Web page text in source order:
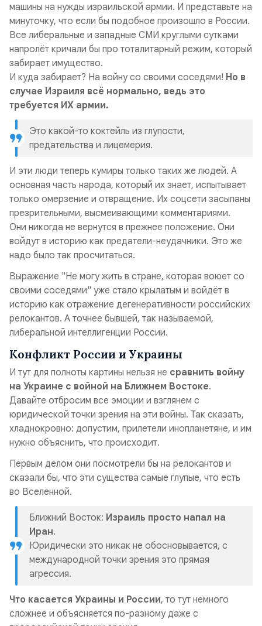
машины на нужды израильской армии. И представьте на
минуточку, что если бы подобное произошло в России.
Все либеральные и западные СМИ круглыми сутками
напролёт кричали бы про тоталитарный режим, который
забирает имущество.
И куда забирает? На войну со своими соседями! Но в
случае Израиля всё нормально, ведь это
требуется ИХ армии.
Это какой-то коктейль из глупости,
предательства и лицемерия.
И эти люди теперь кумиры только таких же людей. А
основная часть народа, который их знает, испытывает
только омерзение и отвращение. Их соцсети засыпаны
презрительными, высмеивающими комментариями.
Они никогда не вернутся в прежнее положение. Они
войдут в историю как предатели-неудачники. Это же
надо было так просчитаться.
Выражение "Не могу жить в стране, которая воюет со
своими соседями" уже стало крылатым и войдёт в
историю как отражение дегенеративности российских
релокантов. А точнее бывшей, так называемой,
либеральной интеллигенции России.
Конфликт России и Украины
И тут для полноты картины нельзя не сравнить войну
на Украине с войной на Ближнем Востоке.
Давайте отбросим все эмоции и взглянем с
юридической точки зрения на эти войны. Так сказать,
хладнокровно: допустим, прилетели инопланетяне, и им
нужно объяснить, что происходит.
Первым делом они посмотрели бы на релокантов и
сказали бы, что эти существа самые глупые, что есть
во Вселенной.
Ближний Восток: Израиль просто напал на
Иран.
Юридически это никак не обосновывается, с
международной точки зрения это прямая
агрессия.
Что касается Украины и России, то тут немного
сложнее и объясняется по-разному даже с